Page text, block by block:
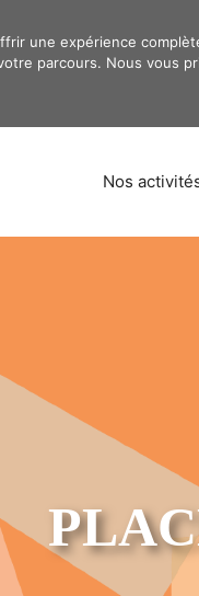
une expérience
parcours. Nous vous
Nos